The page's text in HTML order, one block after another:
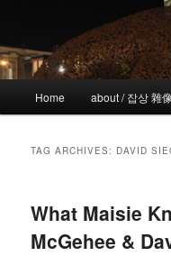
primary
content
secondary
content!wicked
the more I see the less I
Home about / 잡상 雜像
TAG ARCHIVES: DAVID
What Maisie
McGehee &